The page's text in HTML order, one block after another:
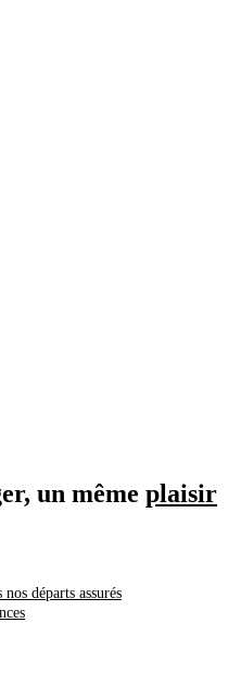
un même plaisir
nos départs assurés